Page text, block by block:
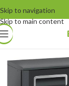
Skip to navigation
Skip to main content